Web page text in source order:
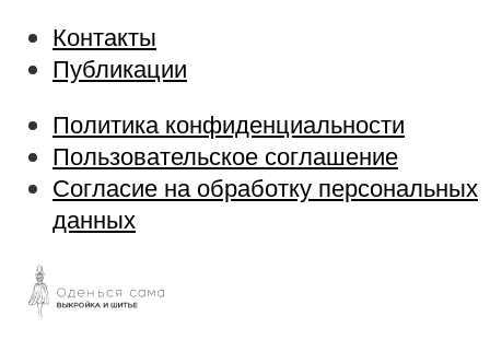
Контакты
Публикации
Политика конфиденциальности
Пользовательское соглашение
Согласие на обработку персональных
данных